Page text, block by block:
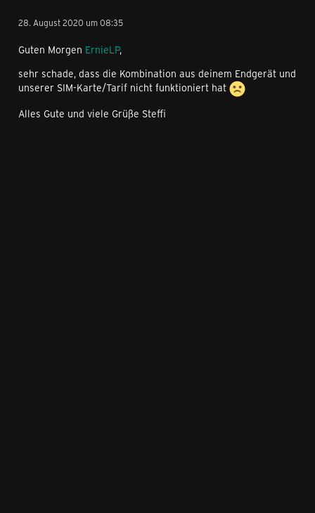
28. August 2020 um 08:35
Guten Morgen ErnieLP,
sehr schade, dass die Kombination aus deinem Endgerät und
unserer SIM-Karte/Tarif nicht funktioniert hat
Alles Gute und viele Grüße Steffi